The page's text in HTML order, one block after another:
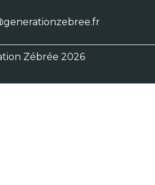
Zébrée 2026